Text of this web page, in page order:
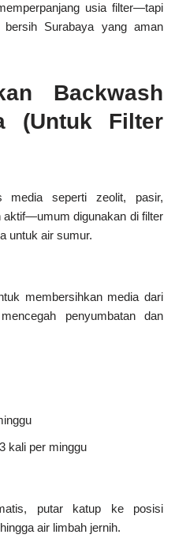
usia filter—tapi
Surabaya yang aman
Backwash
(Untuk Filter
media seperti zeolit, pasir,
aktif—umum digunakan di filter
untuk air sumur.
membersihkan media dari
penyumbatan dan
kali per minggu
putar katup ke posisi
air limbah jernih.